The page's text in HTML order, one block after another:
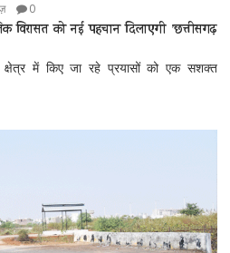
0
को नई पहचान दिलाएगी ’छत्तीसगढ़
में किए जा रहे प्रयासों को एक सशक्त